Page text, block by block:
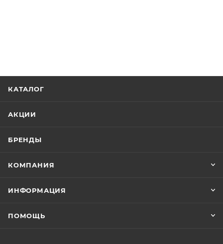
КАТАЛОГ
АКЦИИ
БРЕНДЫ
КОМПАНИЯ
ИНФОРМАЦИЯ
ПОМОЩЬ